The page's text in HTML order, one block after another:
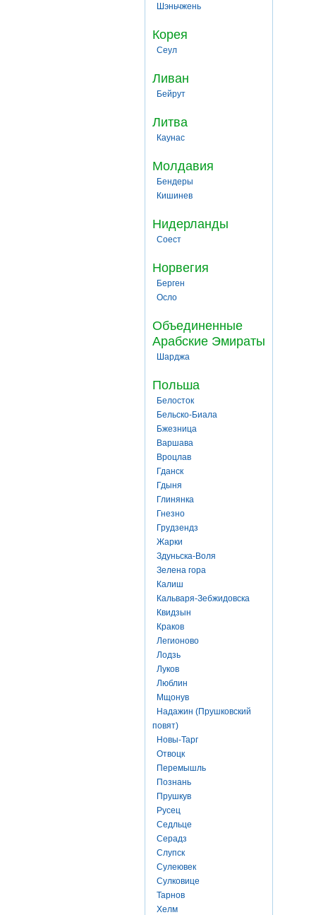
Шэньчжень
Корея
Сеул
Ливан
Бейрут
Литва
Каунас
Молдавия
Бендеры
Кишинев
Нидерланды
Соест
Норвегия
Берген
Осло
Объединенные
Арабские Эмираты
Шарджа
Польша
Белосток
Бельско-Биала
Бжезница
Варшава
Вроцлав
Гданск
Гдыня
Глинянка
Гнезно
Грудзендз
Жарки
Здуньска-Воля
Зелена гора
Калиш
Кальваря-Зебжидовска
Квидзын
Краков
Легионово
Лодзь
Луков
Люблин
Мщонув
Надажин (Прушковский
повят)
Новы-Тарг
Отвоцк
Перемышль
Познань
Прушкув
Русец
Седльце
Серадз
Слупск
Сулеювек
Сулковице
Тарнов
Хелм